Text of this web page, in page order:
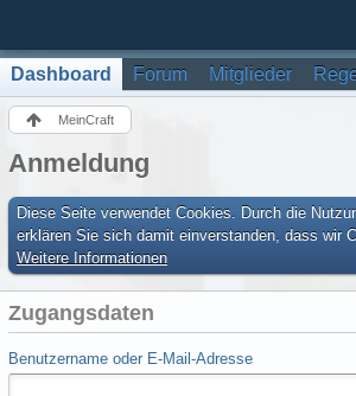
Dashboard Forum Mitglieder
MeinCraft
Anmeldung
Diese Seite verwendet Cookies. Durch die
erklären Sie sich damit einverstanden, dass wir
Weitere Informationen
Zugangsdaten
Benutzername oder E-Mail-Adresse